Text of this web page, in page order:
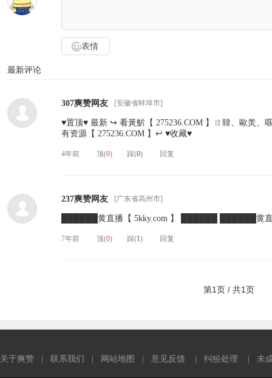
表情
最新评论
307爽赞网友 [安徽省蚌埠市]
♥️置顶♥️ 最新 ↪ 看黃魸【 275236.COM 】ㄖ韓、歐羙、
有资源【 275236.COM 】↩ ♥️收藏♥️
4年前 顶(0) 踩(0) 回复
237爽赞网友 [广东省高州市]
██████黄直播【 5kky.com 】 ██████ ██████黄
7年前 顶(0) 踩(1) 回复
第1页 / 共1页
关于爽赞 联系我们 网站地图 意见反馈 纠纷处理 未